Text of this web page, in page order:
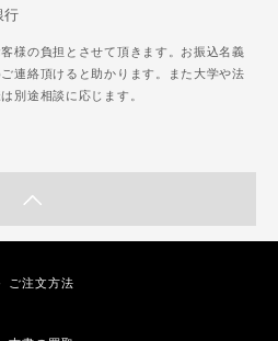
行
様の負担とさせて頂きます。お振込名義
連絡頂けると助かります。また大学や法
別途相談に応じます。
ご注文方法